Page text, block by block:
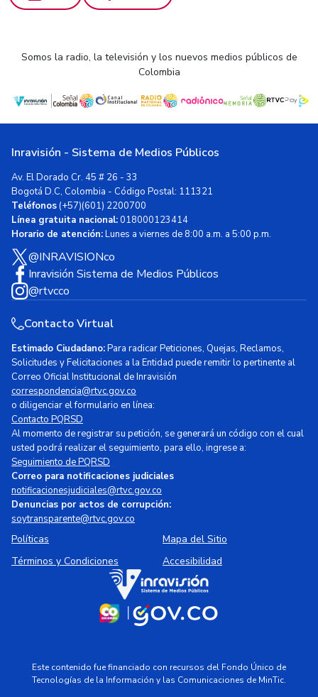
Somos la radio, la televisión y los nuevos medios públicos de
Colombia
Inravisión - Sistema de Medios Públicos
Av. El Dorado Cr. 45 # 26 - 33
Bogotá D.C, Colombia - Código Postal: 111321
Teléfonos(+57)(601) 2200700
Línea gratuita nacional:018000123414
Horario de atención:Lunes a viernes de 8:00 a.m. a 5:00 p.m.
@INRAVISIONco
Inravisión Sistema de Medios Públicos
@rtvcco
Contacto Virtual
Estimado Ciudadano:Para radicar Peticiones, Quejas, Reclamos,
Solicitudes y Felicitaciones a la Entidad puede remitir lo pertinente al
Correo Oficial Institucional de Inravisión
correspondencia@rtvc.gov.co
o diligenciar el formulario en línea:
Contacto PQRSD
Al momento de registrar su petición, se generará un código con el cual
usted podrá realizar el seguimiento, para ello, ingrese a:
Seguimiento de PQRSD
Correo para notificaciones judiciales
notificacionesjudiciales@rtvc.gov.co
Denuncias por actos de corrupción:
soytransparente@rtvc.gov.co
Políticas
Mapa del Sitio
Términos y Condiciones
Accesibilidad
Este contenido fue financiado con recursos del Fondo Único de
Tecnologías de la Información y las Comunicaciones de MinTic.